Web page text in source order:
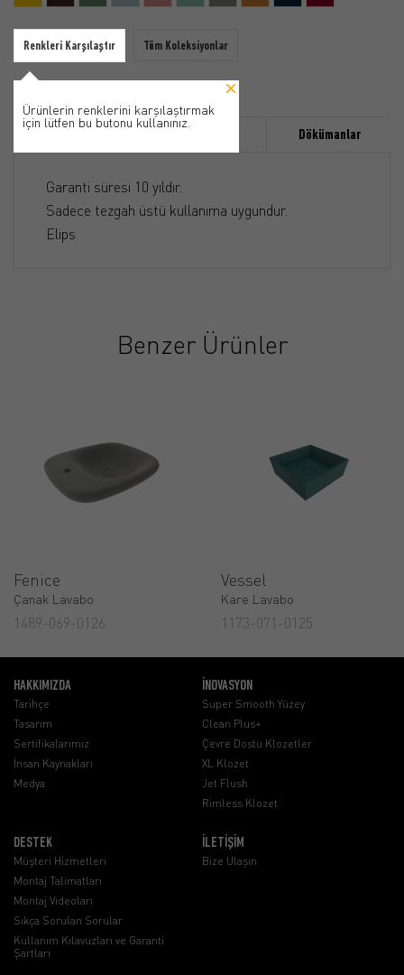
Renkleri Karşılaştır Tüm Koleksiyonlar
Ürünlerin renklerini karşılaştırmak
için lütfen bu butonu kullanınız.
Dökümanlar
Garanti süresi 10 yıldır.
Sadece tezgah üstü kullanıma uygundur.
Elips
Benzer Ürünler
Fenice
Çanak Lavabo
1489-069-0126
Vessel
Kare Lavabo
1173-071-0125
HAKKIMIZDA
Tarihçe
Tasarım
Sertifikalarımız
İnsan Kaynakları
Medya
İNOVASYON
Super Smooth Yüzey
Clean Plus+
Çevre Dostu Klozetler
XL Klozet
Jet Flush
Rimless Klozet
DESTEK
Müşteri Hizmetleri
Montaj Talimatları
Montaj Videoları
Sıkça Sorulan Sorular
Kullanım Kılavuzları ve Garanti
Şartları
İLETİŞİM
Bize Ulaşın